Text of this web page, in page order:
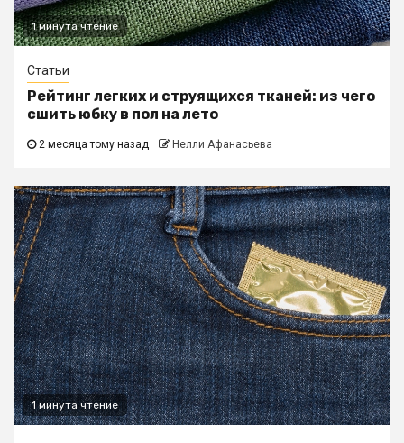
1 минута чтение
Статьи
Рейтинг легких и струящихся тканей: из чего
сшить юбку в пол на лето
2 месяца тому назад Нелли Афанасьева
1 минута чтение